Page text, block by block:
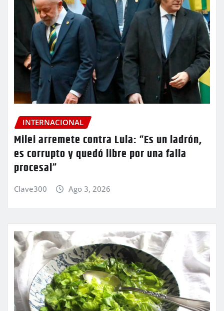
INTERNACIONAL
Milei arremete contra Lula: “Es un ladrón,
es corrupto y quedó libre por una falla
procesal”
Clave300 Ago 3, 2026